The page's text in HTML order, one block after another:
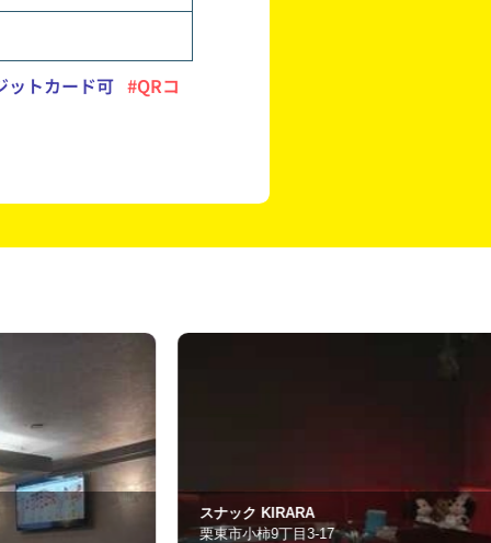
ットカード可 #QRコ
ック KIRARA
市小柿9丁目3-17
ラウンジ 杏里
野洲市北野1丁目